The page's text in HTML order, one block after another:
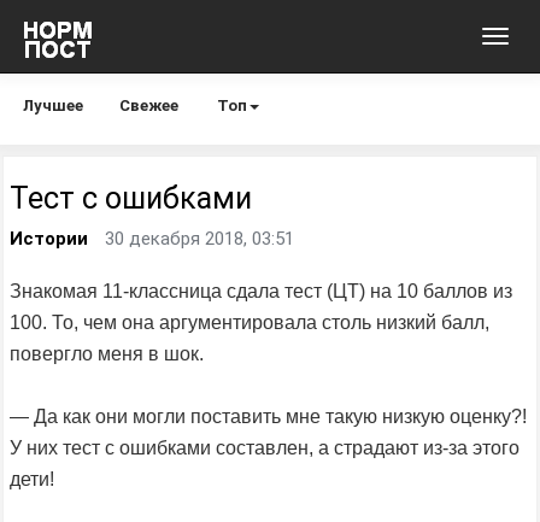
Лучшее Свежее Топ
Тест с ошибками
Истории 30 декабря 2018, 03:51
Знакомая 11-классница сдала тест (ЦТ) на 10 баллов из
100. То, чем она аргументировала столь низкий балл,
повергло меня в шок.
— Да как они могли поставить мне такую низкую оценку?!
У них тест с ошибками составлен, а страдают из-за этого
дети!